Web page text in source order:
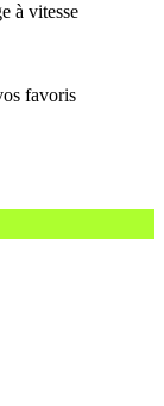
à vitesse